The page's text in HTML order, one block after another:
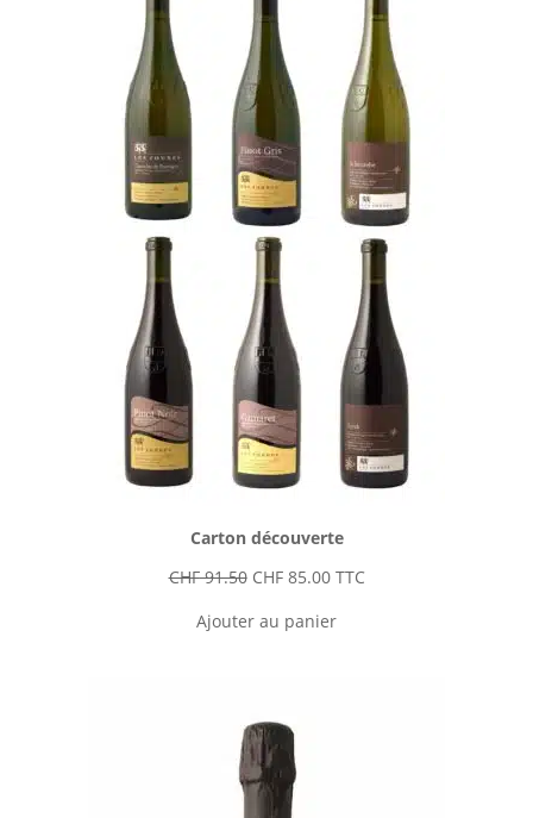
Carton découverte
CHF91.50 Le
initial
CHF85.00LeTTC
Ajouter au panier